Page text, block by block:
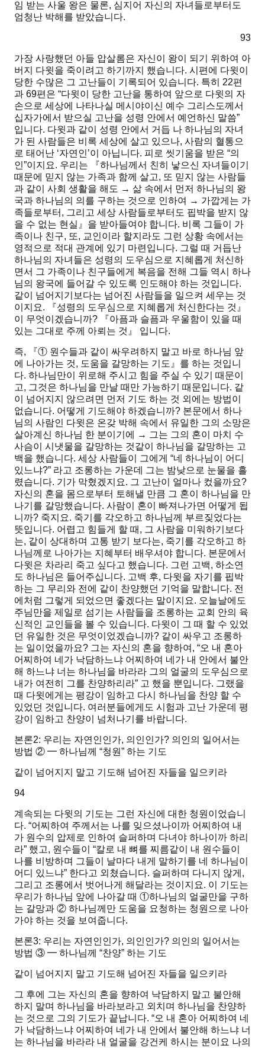
임 받는 사울 왕은 물론, 심지어 자신의 자녀들로부터도
엄청난 박해를 받았습니다.
93
가장 사랑했던 아들 압살롬은 자신이 왕이 되기 위하여 아
버지 다윗을 죽이려고 하기까지 했습니다. 시편에 다윗이
당한 수많은 그 고난들이 기록되어 있습니다. 특히 22편
과 69편은 “다윗이 당한 고난을 통하여 앞으로 다윗의 자
손으로 세상에 나타나실 메시야이신 예수 그리스도께서
십자가에서 받으실 고난을 성령 안에서 예언하신 말씀”
입니다. 다윗과 같이 성령 안에서 거듭 나 하나님의 자녀
가 된 사람들은 비록 세상에 살고 있으나, 사람의 혈통으
로 태어난 ‘자연인’이 아닙니다. 피로 씻기움을 받은 “의
인”이지요. 우리는 『하나님께서 친히 낳으신 자녀들이기
때문에 믿지 않는 가족과 함께 살고, 또 믿지 않는 사람들
과 같이 사회 생활을 해도 → 삶 속에서 먼저 하나님의 왕
국과 하나님의 의를 구하는 것으로 인하여 → 가깝게는 가
족들로부터, 그리고 세상 사람들로부터도 핍박을 받지 않
을 수 없는 현실』을 받아들여야 합니다. 비록 그들이 가
족이나 친구, 또, 교인이라 할지라도 그런 상황 속에서는
영적으로 적대 관계에 있기 마련입니다. 그럴 때 거듭난
하나님의 자녀들은 성령의 도우심으로 지혜롭게 처신하
면서 그 가족이나 친구들에게 복음을 전해 그들 역시 하나
님의 왕국에 들어갈 수 있도록 인도해야 하는 것입니다.
같이 넘어지기보다는 넘어진 사람들을 일으켜 세우는 것
이지요. 『성령의 도우심으로 지혜롭게 처신한다는 것 』
이 무엇이겠습니까? 『아픔과 슬픔과 우울함이 있을 때
있는 그대로 주께 아뢰는 것 』 입니다.
즉, 『① 원수들과 같이 싸우려하지 말고 바로 하나님 앞
에 나아가는 것, 도움을 갈망하는 기도 』를 하는 것입니
다. 하나님만이 위로해 주시고 힘을 주실 수 있기 때문이
고, 그것은 하나님을 만날 때만 가능하기 때문입니다. 같
이 넘어지지 않으려면 먼저 기도 하는 것 외에는 방법이
없습니다. 어떻게 기도해야 하겠습니까? 본문에서 하나
님의 사람인 다윗은 온갖 박해 속에서 유일한 그의 소망은
살아계신 하나님 한 분이기에 → 그는 그의 혼이 마치 수
사슴이 시냇물을 갈망하는 것같이 하나님을 갈망하는 고
백을 했습니다. 세상 사람들이 그에게 “네 하나님이 어디
있느냐?” 라고 조롱하는 가운데 그는 밤낮으로 눈물을 흘
렸습니다. 기가 막혔겠지요. 그 고난이 얼마나 컸을까요?
자신의 혼을 몸으로부터 토해낼 만큼 그 혼이 하나님을 만
나기를 갈망했습니다. 사람이 혼이 빠져나가면 어떻게 됩
니까? 죽지요. 죽기를 각오하고 하나님께 부르짖었다는
뜻입니다. 어렵고 힘들게 할 때, 그 사람을 미워하기보다
는, 같이 상대하며 고통 받기 보다는, 죽기를 각오하고 하
나님께로 나아가는 지혜부터 배우셔야 합니다. 본문에서
다윗은 차라리 죽고 싶다고 했습니다. 그런 고백, 하소연
도 하나님은 들어주십니다. 고백 후, 다윗을 자기를 핍박
하는 그 무리와 전에 같이 찬양했던 기억을 말합니다. 전
에처럼 그렇게 되었으면 좋겠다는 말이지요. 오늘날에도
주님만을 제일로 섬기는 사람들을 조롱하는 교회 안의 육
신적인 교인들을 볼 수 있습니다. 다윗이 그 때 할 수 있었
던 유일한 것은 무엇이었겠습니까? 같이 싸우고 조롱하
는 일이었을까요? 그는 자신의 혼을 향하여, “오 내 혼아
어찌하여 네가 낙담하느냐 어찌하여 네가 내 안에서 불안
해 하느냐 너는 하나님을 바라라 그의 얼굴의 도우심으로
내가 여전히 그를 찬양하리라” 고 했을 뿐입니다. 그랬을
때 다윗에게는 평강이 임하고 다시 하나님을 찬양 할 수
있었던 것입니다. 여러분들에게도 시험과 고난 가운데 평
강이 임하고 찬양이 넘처나기를 바랍니다.
본론2: 우리는 자연인인가, 의인인가? 의인의 일어서는
방법 ② ━ 하나님께 “청원” 하는 기도
같이 넘어지지 말고 기도해 넘어진 자들을 일으키라
94
계속되는 다윗의 기도는 그런 자신에 대한 청원이었습니
다. “어찌하여 주께서는 나를 잊으셨나이까 어찌하여 내
가 원수의 압제로 인하여 슬퍼하며 다녀야 하나이까 하리
라” 했고, 원수들이 “칼로 내 뼈를 찌름같이 내 원수들이
나를 비방하며 그들이 날마다 내게 말하기를 네 하나님이
어디 있느냐” 한다고 외쳤습니다. 슬퍼하며 다니지 않게,
그리고 조롱에서 벗어나게 해달라는 것이지요. 이 기도는
우리가 하나님 앞에 나아갈 때 ①하나님의 얼굴만을 구하
는 갈망과 ② 하나님께만 도움을 요청하는 청원 으로 나아
가야 하는 것을 보여줍니다.
본론3: 우리는 자연인인가, 의인인가? 의인의 일어서는
방법 ③ ━ 하나님께 “찬양” 하는 기도
같이 넘어지지 말고 기도해 넘어진 자들을 일으키라
그 후에 그는 자신의 혼을 향하여 낙담하지 말고 불안해
하지 말며 하나님을 바라보라고 외치며 하나님을 찬양하
는 것으로 그의 기도가 끝납니다. “오 내 혼아 어찌하여 네
가 낙담하느냐 어찌하여 네가 내 안에서 불안해 하느냐 너
는 하나님을 바라라 내 얼굴을 강건케 하시는 분이요 나의